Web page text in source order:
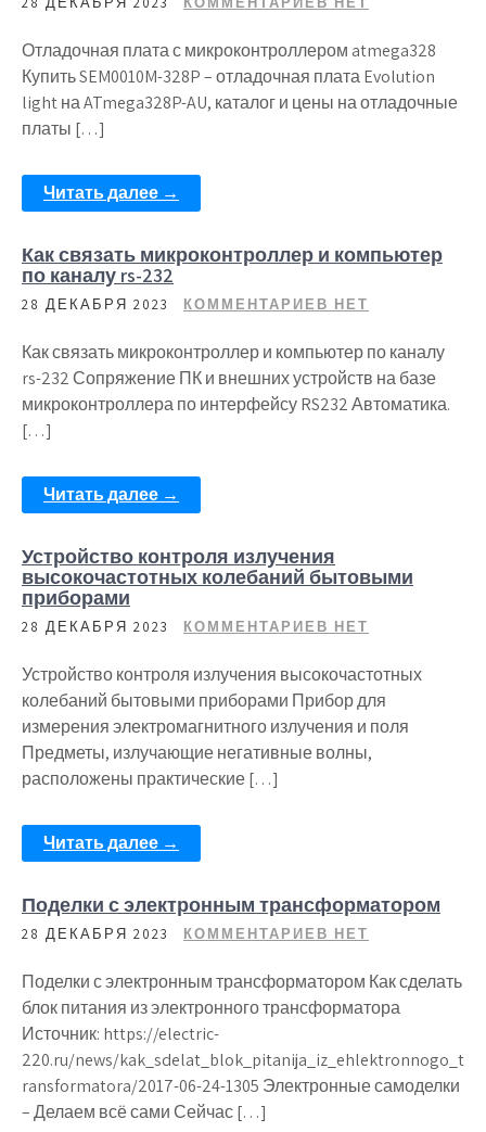
Отладочная плата с микроконтроллером atmega328
Купить SEM0010M-328P – отладочная плата Evolution
light на ATmega328P-AU, каталог и цены на отладочные
платы […]
Читать далее →
Как связать микроконтроллер и компьютер
по каналу rs-232
28 ДЕКАБРЯ 2023 КОММЕНТАРИЕВ НЕТ
Как связать микроконтроллер и компьютер по каналу
rs-232 Сопряжение ПК и внешних устройств на базе
микроконтроллера по интерфейсу RS232 Автоматика.
[…]
Читать далее →
Устройство контроля излучения
высокочастотных колебаний бытовыми
приборами
28 ДЕКАБРЯ 2023 КОММЕНТАРИЕВ НЕТ
Устройство контроля излучения высокочастотных
колебаний бытовыми приборами Прибор для
измерения электромагнитного излучения и поля
Предметы, излучающие негативные волны,
расположены практические […]
Читать далее →
Поделки с электронным трансформатором
28 ДЕКАБРЯ 2023 КОММЕНТАРИЕВ НЕТ
Поделки с электронным трансформатором Как сделать
блок питания из электронного трансформатора
Источник: https://electric-
220.ru/news/kak_sdelat_blok_pitanija_iz_ehlektronnogo_t
ransformatora/2017-06-24-1305 Электронные самоделки
– Делаем всё сами Сейчас […]